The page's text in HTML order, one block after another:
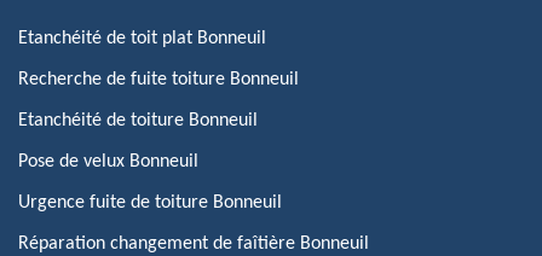
Etanchéité de toit plat Bonneuil
Recherche de fuite toiture Bonneuil
Etanchéité de toiture Bonneuil
Pose de velux Bonneuil
Urgence fuite de toiture Bonneuil
Réparation changement de faîtière Bonneuil